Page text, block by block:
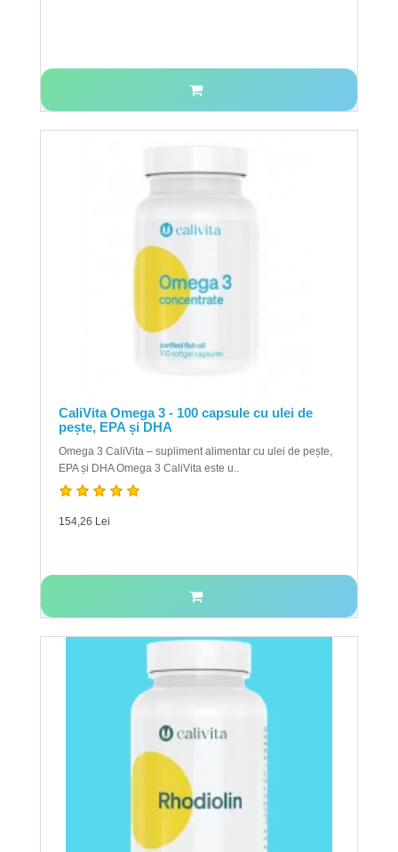
CaliVita Omega 3 - 100 capsule cu ulei de
pește, EPA și DHA
Omega 3 CaliVita – supliment alimentar cu ulei de pește,
EPA și DHA Omega 3 CaliVita este u..
154,26 Lei